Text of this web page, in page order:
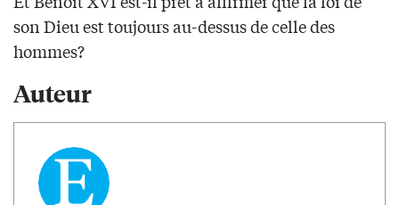
son Dieu est toujours au-dessus de celle des
hommes?
Auteur